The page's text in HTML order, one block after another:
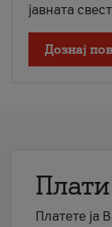
јавната
Дознај
Платете ја